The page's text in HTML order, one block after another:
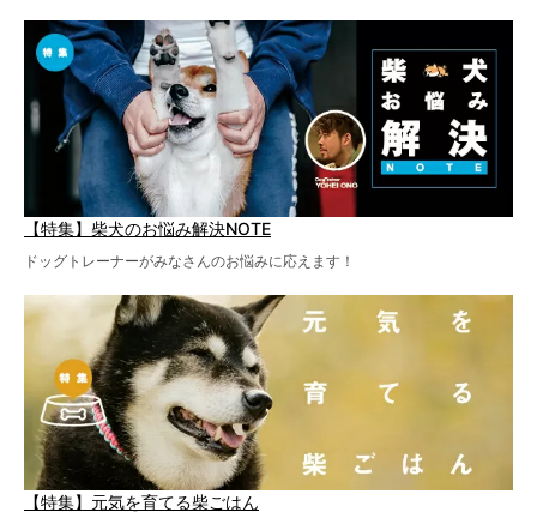
【特集】柴犬のお悩み解決NOTE
ドッグトレーナーがみなさんのお悩みに応えます！
【特集】元気を育てる柴ごはん